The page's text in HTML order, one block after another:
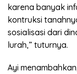
karena banyak
kontruksi
sosialisasi dari
lurah,” tuturnya.
Ayi